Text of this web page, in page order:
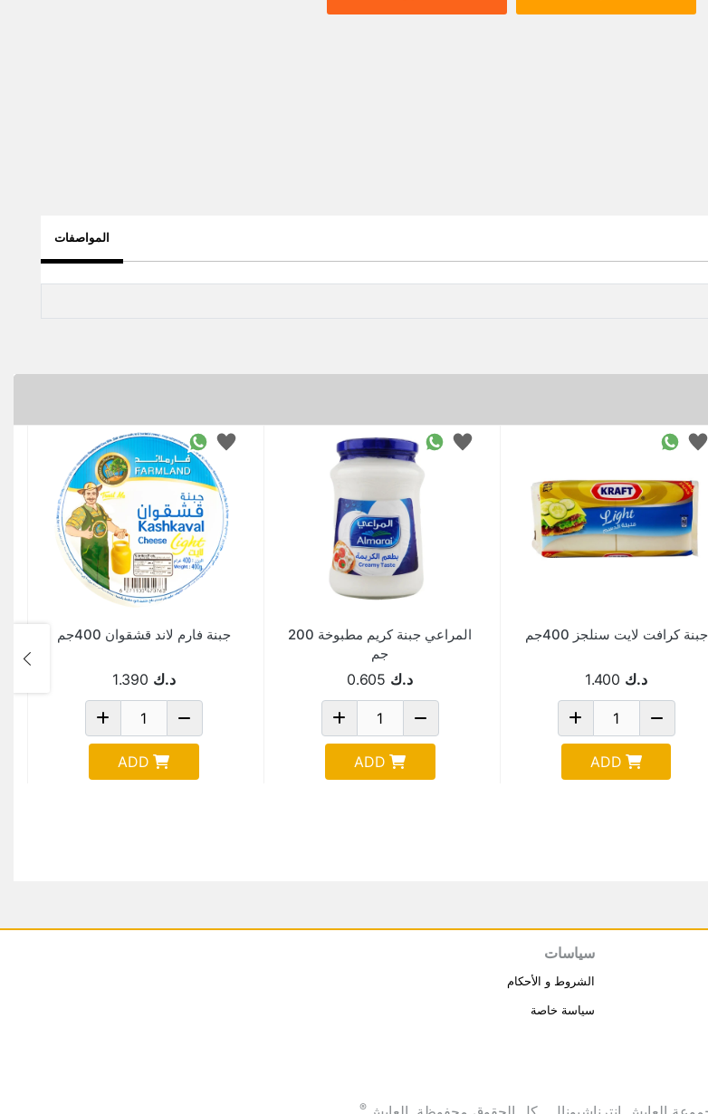
المواصفات
جبنة كرافت لايت سنلجز 400جم
د.ك 1.400
ADD
المراعي جبنة كريم مطبوخة 200
جم
د.ك 0.605
ADD
جبنة فارم لاند قشقوان 400جم
د.ك 1.390
ADD
سياسات
الشروط و الأحكام
سياسة خاصة
®